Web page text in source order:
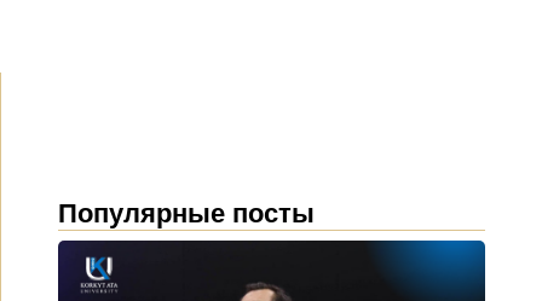
Популярные посты